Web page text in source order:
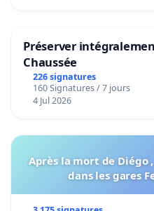
Préserver
Chaussée
226 signatures
160 Signatures / 7 jours
4 Jul 2026
Après la mort de Diégo
dans les gares